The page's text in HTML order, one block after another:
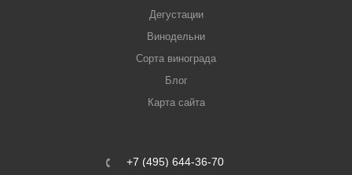
Дегустации
Винодельни
Сорта винограда
Блог
Карта сайта
+7 (495) 644-36-70